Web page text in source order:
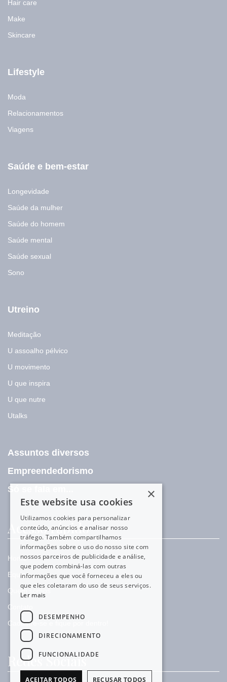
Hair care
Make
Skincare
Lifestyle
Moda
Relacionamentos
Viagens
Saúde e bem-estar
Longevidade
Saúde da mulher
Saúde do homem
Saúde mental
Saúde sexual
Sono
Utreino
Meditação
U assoalho pélvico
U movimento
U que inspira
U que nutre
Utalks
Assuntos diversos
Empreendedorismo
Só se fala em...
Acesso rápido
Home
Equipe
Quem somos
Contato
Cadastre-se e fique por dentro!
Redes Sociais
×
Este website usa cookies
Utilizamos cookies para personalizar
conteúdo, anúncios e analisar nosso
tráfego. Também compartilhamos
informações sobre o uso do nosso site com
nossos parceiros de publicidade e análise,
que podem combiná-las com outras
informações que você forneceu a eles ou
que eles coletaram do uso de seus serviços.
Ler mais
DESEMPENHO
DIRECIONAMENTO
FUNCIONALIDADE
ACEITAR TODOS RECUSAR TODOS